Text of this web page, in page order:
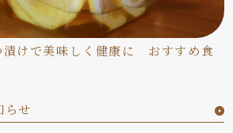
漬けで美味しく健康に おすすめ食
らせ